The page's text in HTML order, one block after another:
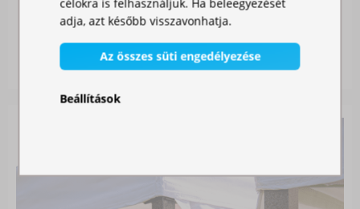
SZÚNYOGHÁLÓ SÁTORRA
Raktáron
11 990,00 Ft
célokra is felhasználjuk. Ha beleegyezését
adja, azt később visszavonhatja.
Az összes süti engedélyezése
Beállítások